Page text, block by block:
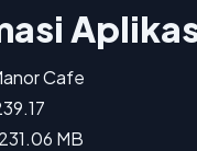
Cafe
MB